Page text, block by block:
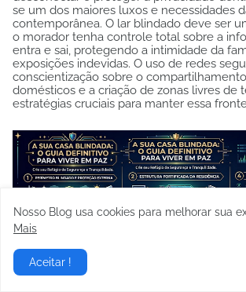
se um dos maiores luxos e necessidades
contemporânea. O lar blindado deve ser
o morador tenha controle total sobre a
entra e sai, protegendo a intimidade da
exposições indevidas. O uso de redes
conscientização sobre o
domésticos e a criação de zonas livres de
estratégias cruciais para manter essa
Nosso Blog usa cookies para melhorar sua
Mais
Aceitar !